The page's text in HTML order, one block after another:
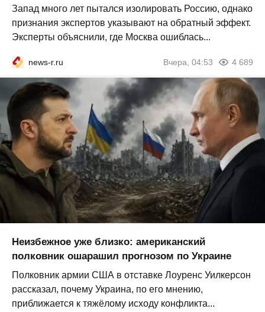
Запад много лет пытался изолировать Россию, однако
признания экспертов указывают на обратный эффект.
Эксперты объяснили, где Москва ошиблась...
news-r.ru Вчера, 04:53 4 689
Неизбежное уже близко: американский
полковник ошарашил прогнозом по Украине
Полковник армии США в отставке Лоуренс Уилкерсон
рассказал, почему Украина, по его мнению,
приближается к тяжёлому исходу конфликта...